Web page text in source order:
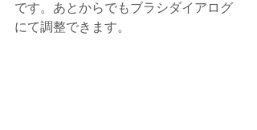
です。あとからでもブラシダイアログ
にて調整できます。